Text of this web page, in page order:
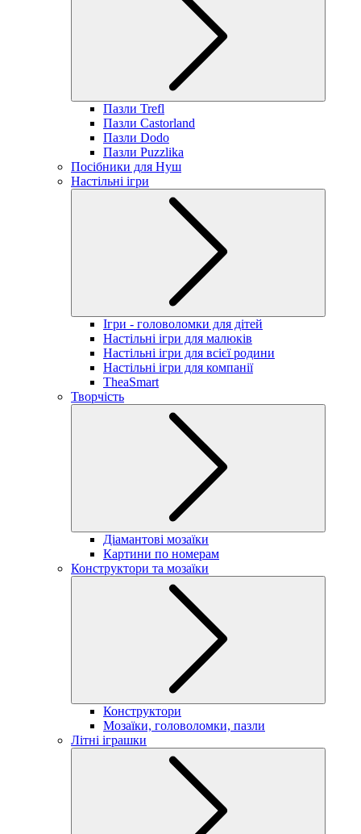
Пазли Trefl
Пазли Castorland
Пазли Dodo
Пазли Puzzlika
Посібники для Нуш
Настільні ігри
Ігри - головоломки для дітей
Настільні ігри для малюків
Настільні ігри для всієї родини
Настільні ігри для компанії
TheaSmart
Творчість
Діамантові мозаїки
Картини по номерам
Конструктори та мозаїки
Конструктори
Мозаїки, головоломки, пазли
Літні іграшки